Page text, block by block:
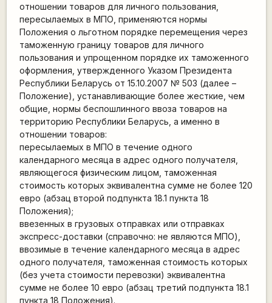
отношении товаров для личного пользования,
пересылаемых в МПО, применяются нормы
Положения о льготном порядке перемещения через
таможенную границу товаров для личного
пользования и упрощенном порядке их таможенного
оформления, утвержденного Указом Президента
Республики Беларусь от 15.10.2007 № 503 (далее –
Положение), устанавливающие более жесткие, чем
общие, нормы беспошлинного ввоза товаров на
территорию Республики Беларусь, а именно в
отношении товаров:
пересылаемых в МПО в течение одного
календарного месяца в адрес одного получателя,
являющегося физическим лицом, таможенная
стоимость которых эквивалентна сумме не более 120
евро (абзац второй подпункта 18.1 пункта 18
Положения);
ввезенных в грузовых отправках или отправках
экспресс-доставки (справочно: не являются МПО),
ввозимые в течение календарного месяца в адрес
одного получателя, таможенная стоимость которых
(без учета стоимости перевозки) эквивалентна
сумме не более 10 евро (абзац третий подпункта 18.1
пункта 18 Положения).